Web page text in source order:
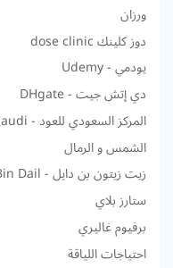
ورزان
دوز كلينك dose clinic
يودمي - Udemy
دي إتش جيت - DHgate
المركز السعودي للعود - Oud-Saudi
الشمس و الرمال
زيت زيتون بن دايل - Bin Dail
ستارز بلاي
برفيوم غاليري
احتياجات اللياقة